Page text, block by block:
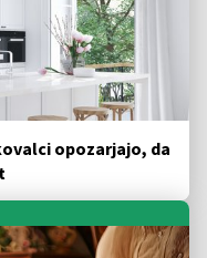
opozarjajo, da